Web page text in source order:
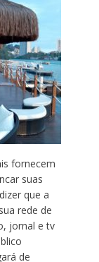
fornecem
suas
que a
rede de
jornal e tv
de